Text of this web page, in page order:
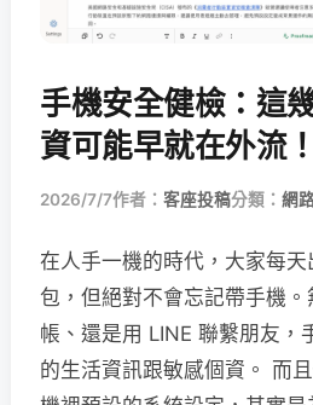
手機安全健檢：這
資可能早就在外流！
2026/7/7作者： 客座投稿分類： 網
在人手一機的時代，大家每
包，但絕對不會忘記帶手機
帳、還是用 LINE 聯繫朋友，
的生活資訊跟敏感個資。 而